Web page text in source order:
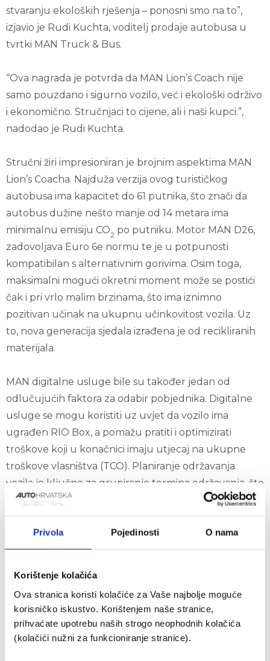
Privola Pojedinosti O nama
Korištenje kolačića
Ova stranica koristi kolačiće za Vaše najbolje moguće
korisničko iskustvo. Korištenjem naše stranice,
prihvaćate upotrebu naših strogo neophodnih kolačića
(kolačići nužni za funkcioniranje stranice).
stvaranju ekoloških rješenja – ponosni smo na to”,
izjavio je Rudi Kuchta, voditelj prodaje autobusa u
tvrtki MAN Truck & Bus.
“Ova nagrada je potvrda da MAN Lion’s Coach nije
samo pouzdano i sigurno vozilo, već i ekološki održivo
i ekonomično. Stručnjaci to cijene, ali i naši kupci.”,
nadodao je Rudi Kuchta.
Stručni žiri impresioniran je brojnim aspektima MAN
Lion’s Coacha. Najduža verzija ovog turističkog
autobusa ima kapacitet do 61 putnika, što znači da
autobus dužine nešto manje od 14 metara ima
minimalnu emisiju CO2 po putniku. Motor MAN D26,
zadovoljava Euro 6e normu te je u potpunosti
kompatibilan s alternativnim gorivima. Osim toga,
maksimalni mogući okretni moment može se postići
čak i pri vrlo malim brzinama, što ima iznimno
pozitivan učinak na ukupnu učinkovitost vozila. Uz
to, nova generacija sjedala izrađena je od recikliranih
materijala.
MAN digitalne usluge bile su također jedan od
odlučujućih faktora za odabir pobjednika. Digitalne
usluge se mogu koristiti uz uvjet da vozilo ima
ugrađen RIO Box, a pomažu pratiti i optimizirati
troškove koji u konačnici imaju utjecaj na ukupne
troškove vlasništva (TCO). Planiranje održavanja
vozila je ključno za grupiranje termina održavanja, što
rezultira maksimalnom dostupnošću vozila.
"Činjenica da MAN Lion’s Coach već dugi niz godina
impresionira visokom razinom pouzdanosti i malom
potrošnjom goriva potvrđuje da se radi o prvaku
ističe Kuchta.
Lion’s Coach također postavlja visoke standarde kada
govorimo o sigurnosti vozača, putnika i drugih